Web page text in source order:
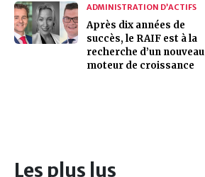
ADMINISTRATION D’ACTIFS
Après dix années de
succès, le RAIF est à la
recherche d’un nouveau
moteur de croissance
Les plus lus